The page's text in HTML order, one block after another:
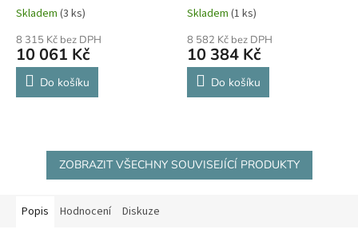
Skladem (3 ks)
8 315 Kč bez DPH
10 061 Kč
Do košíku
Skladem (1 ks)
8 582 Kč bez DPH
10 384 Kč
Do košíku
ZOBRAZIT VŠECHNY SOUVISEJÍCÍ PRODUKTY
Popis Hodnocení Diskuze